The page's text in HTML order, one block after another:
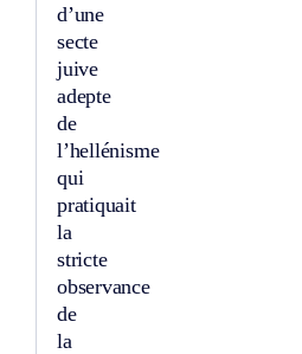
d’une
secte
juive
adepte
de
l’hellénisme
qui
pratiquait
la
stricte
observance
de
la